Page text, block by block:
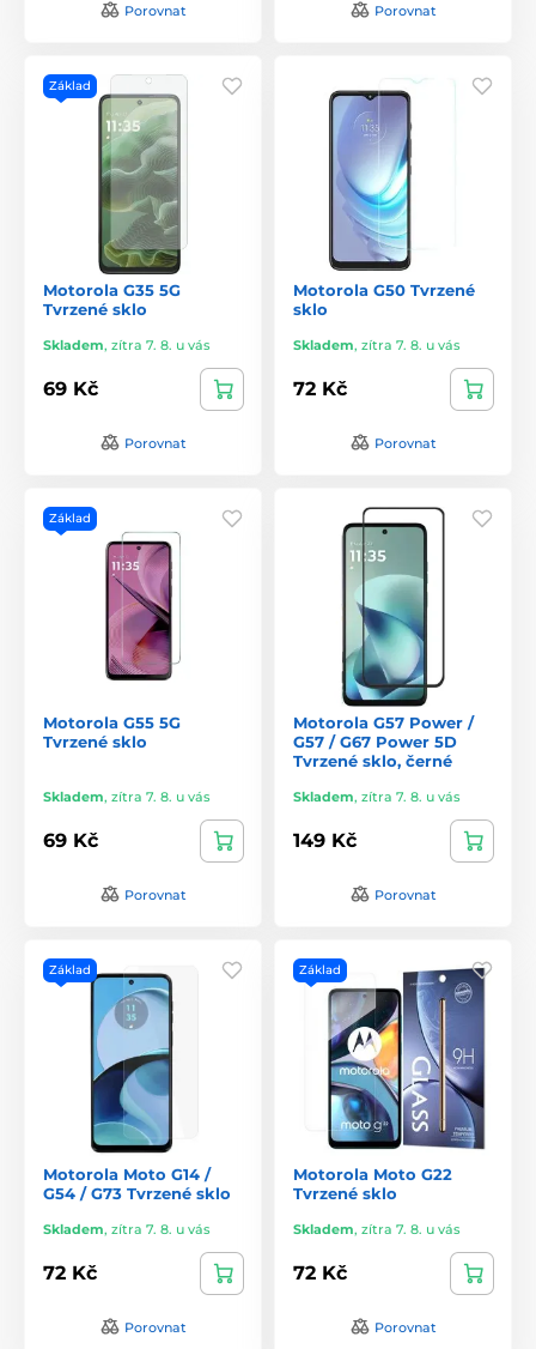
Porovnat Porovnat
Základ
Motorola G35 5G
Tvrzené sklo
Skladem, zítra 7. 8. u vás
69 Kč
Porovnat
Motorola G50 Tvrzené
sklo
Skladem, zítra 7. 8. u vás
72 Kč
Porovnat
Základ
Motorola G55 5G
Tvrzené sklo
Skladem, zítra 7. 8. u vás
69 Kč
Porovnat
Motorola G57 Power /
G57 / G67 Power 5D
Tvrzené sklo, černé
Skladem, zítra 7. 8. u vás
149 Kč
Porovnat
Základ
Motorola Moto G14 /
G54 / G73 Tvrzené sklo
Skladem, zítra 7. 8. u vás
72 Kč
Porovnat
Základ
Motorola Moto G22
Tvrzené sklo
Skladem, zítra 7. 8. u vás
72 Kč
Porovnat